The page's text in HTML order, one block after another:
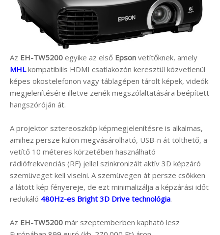
Az EH-TW5200 egyike az első Epson vetítőknek, amely
MHLkompatibilis HDMI csatlakozón keresztül közvetlenül
képes okostelefonon vagy táblagépen tárolt képek, videók
megjelenítésére illetve zenék megszólaltatására beépített
hangszóróján át.
A projektor sztereoszkóp képmegjelenítésre is alkalmas,
amihez persze külön megvásárolható, USB-n át tölthető, a
vetítő 10 méteres körzetében használható
rádiófrekvenciás (RF) jellel szinkronizált aktív 3D képzáró
szemüveget kell viselni. A szemüvegen át persze csökken
a látott kép fényereje, de ezt minimalizálja a képzárási időt
redukáló 480Hz-es Bright 3D Drive technológia.
Az EH-TW5200 már szeptemberben kapható lesz